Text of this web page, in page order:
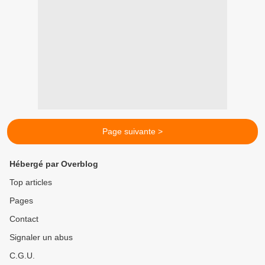
Page suivante >
Hébergé par Overblog
Top articles
Pages
Contact
Signaler un abus
C.G.U.